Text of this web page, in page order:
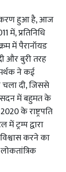
हुआ है, आज
में, प्रतिनिधि
में पैरानॉयड
और बुरी तरह
ने कई
चला दी, जिससे
सदन में बहुमत के
के राष्ट्रपति
ट्रम्प द्वारा
करने का